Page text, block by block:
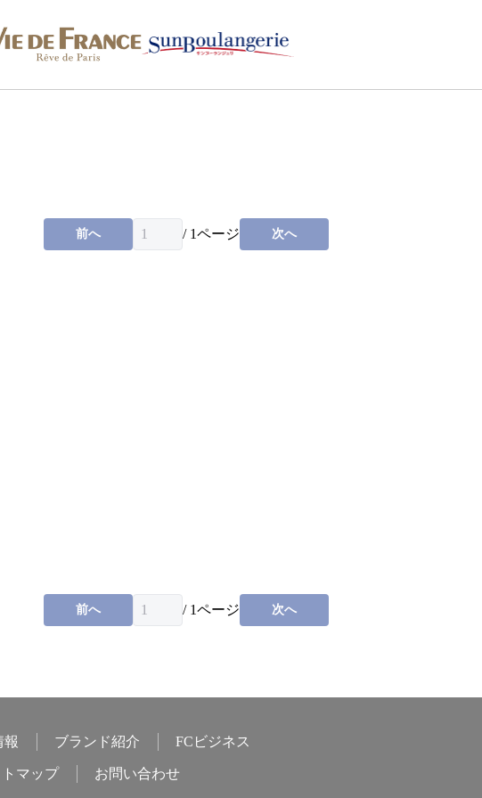
前へ / 1ページ 次へ
前へ / 1ページ 次へ
報 ブランド紹介 FCビジネス
マップ お問い合わせ